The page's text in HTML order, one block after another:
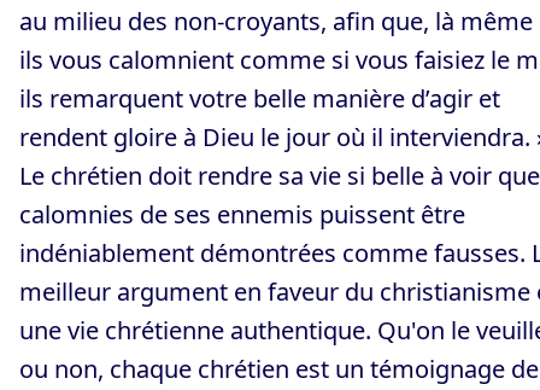
au milieu des non-croyants, afin que, là même
ils vous calomnient comme si vous faisiez le
ils remarquent votre belle manière d’agir et
rendent gloire à Dieu le jour où il interviendra.
Le chrétien doit rendre sa vie si belle à voir
calomnies de ses ennemis puissent être
indéniablement démontrées comme fausses.
meilleur argument en faveur du christianisme
une vie chrétienne authentique. Qu'on le
ou non, chaque chrétien est un témoignage